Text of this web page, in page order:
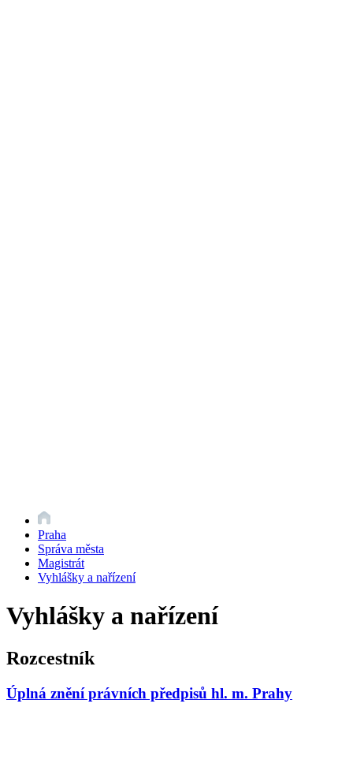
Praha
Správa města
Magistrát
Vyhlášky a nařízení
Vyhlášky a nařízení
Rozcestník
Úplná znění právních předpisů hl. m. Prahy